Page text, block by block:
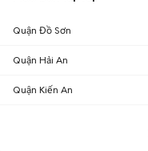
Quận Đồ Sơn
Quận Hải An
Quận Kiến An